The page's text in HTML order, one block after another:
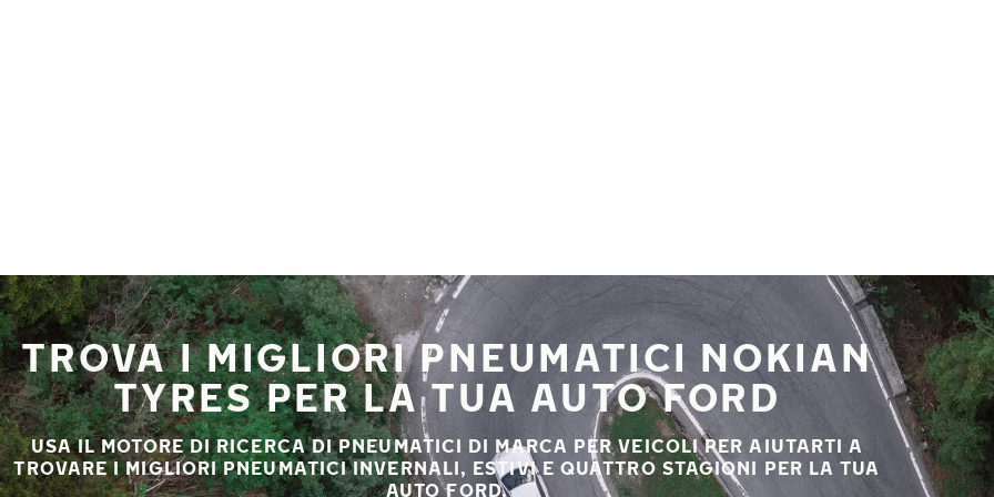
TROVA I MIGLIORI PNEUMATICI NOKIAN
TYRES PER LA TUA AUTO FORD
USA IL MOTORE DI RICERCA DI PNEUMATICI DI MARCA PER VEICOLI PER AIUTARTI A
TROVARE I MIGLIORI PNEUMATICI INVERNALI, ESTIVI E QUATTRO STAGIONI PER LA TUA
AUTO FORD.